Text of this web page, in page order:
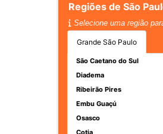
Regiões de São
Selecione uma região
Grande São Paulo
São Caetano do Sul
Diadema
Ribeirão Pires
Embu Guaçú
Osasco
Cotia